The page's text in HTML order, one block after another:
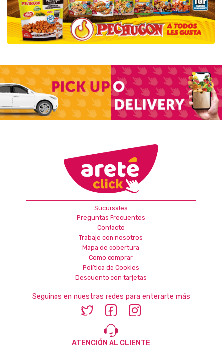
Sucursales
Preguntas Frecuentes
Contacto
Trabaje con nosotros
Mapa de cobertura
Como comprar
Política de Cookies
Descuento con tarjetas
Seguinos en nuestras redes para enterarte más
ATENCIÓN AL CLIENTE